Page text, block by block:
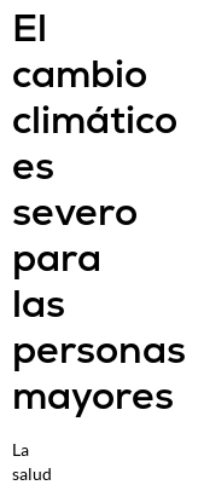
El
cambio
climático
es
severo
para
las
personas
mayores
La
salud